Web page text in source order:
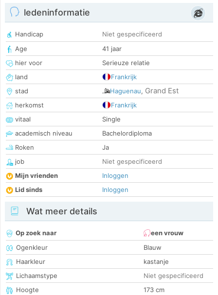
ledeninformatie
Handicap
Niet gespecificeerd
Age
41 jaar
hier voor
Serieuze relatie
land
Frankrijk
stad
Haguenau, Grand Est
herkomst
Frankrijk
vitaal
Single
academisch niveau
Bachelordiploma
Roken
Ja
job
Niet gespecificeerd
Mijn vrienden
Inloggen
Lid sinds
Inloggen
Wat meer details
Op zoek naar
een vrouw
Ogenkleur
Blauw
Haarkleur
kastanje
Lichaamstype
Niet gespecificeerd
Hoogte
173 cm